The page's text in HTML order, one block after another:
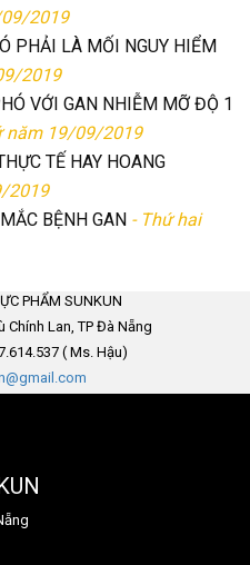
2019
PHẢI LÀ MỐI NGUY HIỂM
2019
VỚI GAN NHIỄM MỠ ĐỘ 1
năm 19/09/2019
TẾ HAY HOANG
2019
BỆNH GAN - Thứ hai
PHẨM SUNKUN
Chính Lan, TP Đà Nẵng
( Ms. Hậu)